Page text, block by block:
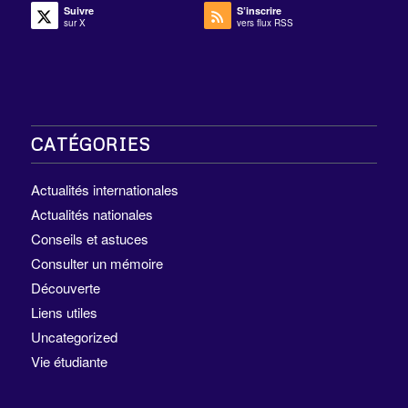
Suivre
sur X
S’inscrire
vers flux RSS
CATÉGORIES
Actualités internationales
Actualités nationales
Conseils et astuces
Consulter un mémoire
Découverte
Liens utiles
Uncategorized
Vie étudiante